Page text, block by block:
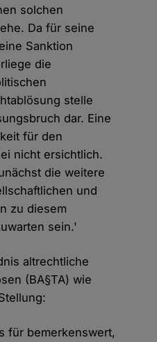
solchen
Da für seine
Sanktion
die
stelle
dar. Eine
für den
nicht ersichtlich.
die weitere
und
zu diesem
sein.'
altrechtliche
(BA§TA) wie
für bemerkenswert,